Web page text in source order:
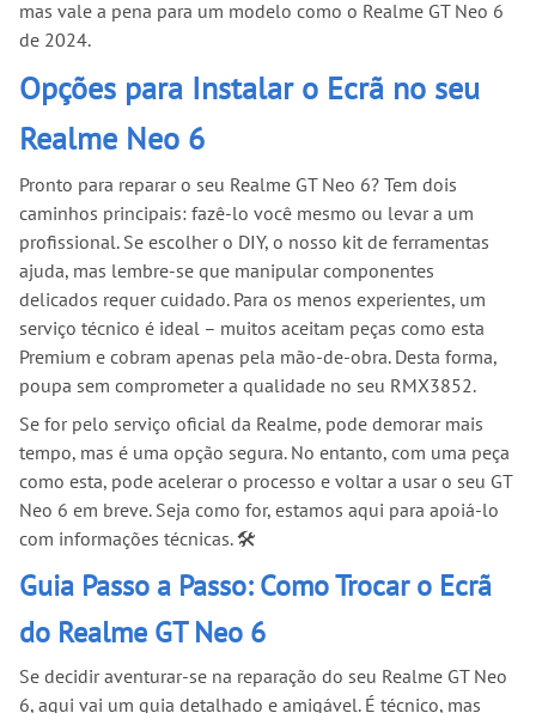
mas vale a pena para um modelo como o Realme GT Neo 6
de 2024.
Opções para Instalar o Ecrã no seu
Realme Neo 6
Pronto para reparar o seu Realme GT Neo 6? Tem dois
caminhos principais: fazê-lo você mesmo ou levar a um
profissional. Se escolher o DIY, o nosso kit de ferramentas
ajuda, mas lembre-se que manipular componentes
delicados requer cuidado. Para os menos experientes, um
serviço técnico é ideal – muitos aceitam peças como esta
Premium e cobram apenas pela mão-de-obra. Desta forma,
poupa sem comprometer a qualidade no seu RMX3852.
Se for pelo serviço oficial da Realme, pode demorar mais
tempo, mas é uma opção segura. No entanto, com uma peça
como esta, pode acelerar o processo e voltar a usar o seu GT
Neo 6 em breve. Seja como for, estamos aqui para apoiá-lo
com informações técnicas. 🛠️
Guia Passo a Passo: Como Trocar o Ecrã
do Realme GT Neo 6
Se decidir aventurar-se na reparação do seu Realme GT Neo
6, aqui vai um guia detalhado e amigável. É técnico, mas